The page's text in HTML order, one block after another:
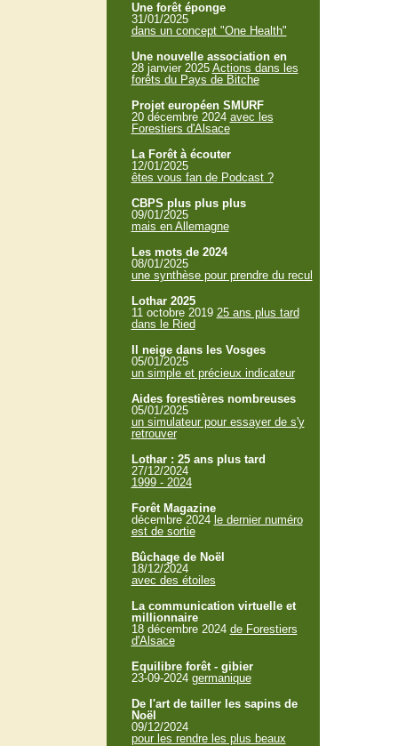
Une forêt éponge
31/01/2025
dans un concept "One Health"
Une nouvelle association en
28 janvier 2025 Actions dans les
forêts du Pays de Bitche
Projet européen SMURF
20 décembre 2024 avec les
Forestiers d'Alsace
La Forêt à écouter
12/01/2025
êtes vous fan de Podcast ?
CBPS plus plus plus
09/01/2025
mais en Allemagne
Les mots de 2024
08/01/2025
une synthèse pour prendre du recul
Lothar 2025
11 octobre 2019 25 ans plus tard
dans le Ried
Il neige dans les Vosges
05/01/2025
un simple et précieux indicateur
Aides forestières nombreuses
05/01/2025
un simulateur pour essayer de s'y
retrouver
Lothar : 25 ans plus tard
27/12/2024
1999 - 2024
Forêt Magazine
décembre 2024 le dernier numéro
est de sortie
Bûchage de Noël
18/12/2024
avec des étoiles
La communication virtuelle et
millionnaire
18 décembre 2024 de Forestiers
d'Alsace
Equilibre forêt - gibier
23-09-2024 germanique
De l'art de tailler les sapins de
Noël
09/12/2024
pour les rendre les plus beaux